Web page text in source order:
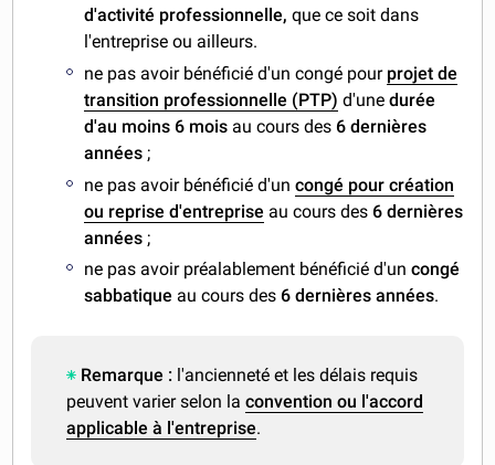
d'activité professionnelle, que ce soit dans
l'entreprise ou ailleurs.
ne pas avoir bénéficié d'un congé pour projet de
transition professionnelle (PTP) d'unedurée
d'au moins 6 mois au cours des 6 dernières
années ;
ne pas avoir bénéficié d'uncongé pour création
ou reprise d'entreprise au cours des 6 dernières
années ;
ne pas avoir préalablement bénéficié d'uncongé
sabbatique au cours des 6 dernières années.
Remarque : l'ancienneté et les délais requis
peuvent varier selon laconvention ou l'accord
applicable à l'entreprise.